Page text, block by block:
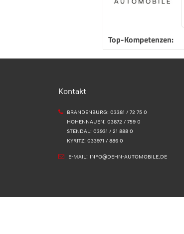
Top-Kompetenzen:
Kontakt
BRANDENBURG: 03381 / 72 75 0
HOHENNAUEN: 03872 / 759 0
STENDAL: 03931 / 21 888 0
KYRITZ: 033971 / 886 0
E-MAIL: INFO@DEHN-AUTOMOBILE.DE